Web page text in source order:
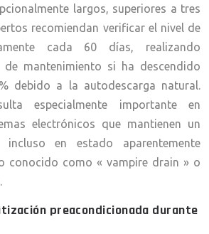
largos, superiores a tres
recomiendan verificar el nivel de
cada 60 días, realizando
de mantenimiento si ha descendido
debido a la autodescarga natural.
especialmente importante en
electrónicos que mantienen un
incluso en estado aparentemente
conocido como « vampire drain » o
preacondicionada durante